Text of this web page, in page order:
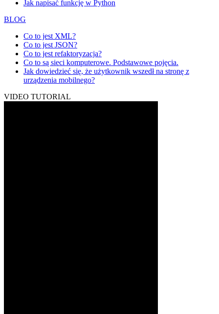
Jak napisać funkcję w Python
BLOG
Co to jest XML?
Co to jest JSON?
Co to jest refaktoryzacja?
Co to są sieci komputerowe. Podstawowe pojęcia.
Jak dowiedzieć się, że użytkownik wszedł na stronę z
urządzenia mobilnego?
VIDEO TUTORIAL